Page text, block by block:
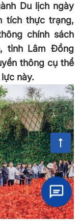
Du lịch ngày
tích thực trạng,
chính sách
tỉnh Lâm Đồng
thông cụ thể
này.